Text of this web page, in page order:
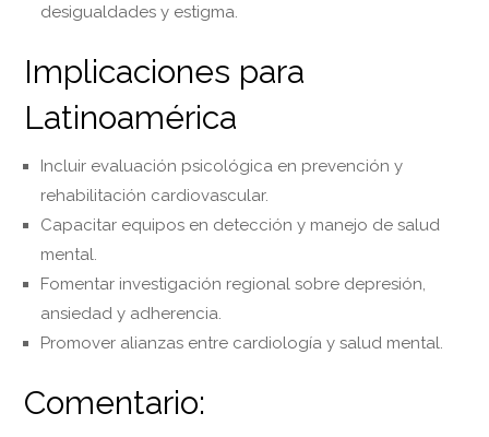
desigualdades y estigma.
Implicaciones para
Latinoamérica
Incluir evaluación psicológica en prevención y
rehabilitación cardiovascular.
Capacitar equipos en detección y manejo de salud
mental.
Fomentar investigación regional sobre depresión,
ansiedad y adherencia.
Promover alianzas entre cardiología y salud mental.
Comentario: